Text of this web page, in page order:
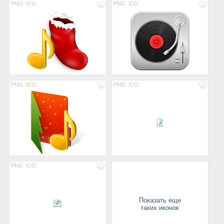
PNG ICO PNG ICO
PNG ICO PNG ICO
PNG ICO
Показать еще
таких иконок